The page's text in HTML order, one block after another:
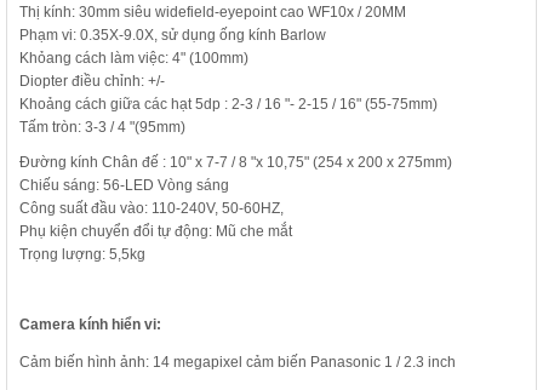
Thị kính: 30mm siêu widefield-eyepoint cao WF10x / 20MM
Phạm vi: 0.35X-9.0X, sử dụng ống kính Barlow
Khỏang cách làm việc: 4" (100mm)
Diopter điều chỉnh: +/-
Khoảng cách giữa các hạt 5dp : 2-3 / 16 "- 2-15 / 16" (55-75mm)
Tấm tròn: 3-3 / 4 "(95mm)
Đường kính Chân đế : 10" x 7-7 / 8 "x 10,75" (254 x 200 x 275mm)
Chiếu sáng: 56-LED Vòng sáng
Công suất đầu vào: 110-240V, 50-60HZ,
Phụ kiện chuyển đổi tự động: Mũ che mắt
Trọng lượng: 5,5kg
Camera kính hiển vi:
Cảm biến hình ảnh: 14 megapixel cảm biến Panasonic 1 / 2.3 inch